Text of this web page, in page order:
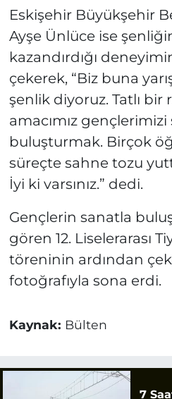
Eskişehir Büyükşehir
Ayşe Ünlüce ise
kazandırdığı
çekerek, “Biz buna
şenlik diyoruz. Tatlı bir
amacımız gençlerimizi
buluşturmak. Birçok
süreçte sahne tozu
İyi ki varsınız.” dedi.
Gençlerin sanatla
gören 12. Liselerarası
töreninin ardından
fotoğrafıyla sona erdi.
Kaynak: Bülten
7